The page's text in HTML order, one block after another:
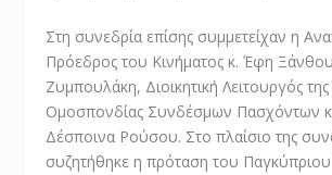
Στη συνεδρία επίσης συμμετείχαν η
Πρόεδρος του Κινήματος κ. Έφη
Ζυμπουλάκη, Διοικητική Λειτουργός
Ομοσπονδίας Συνδέσμων Πασχόντων
Δέσποινα Ρούσου. Στο πλαίσιο της
συζητήθηκε η πρόταση του Παγκύπριου